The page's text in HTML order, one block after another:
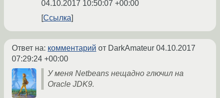
04.10.2017 10:50:07 +00:00
Ссылка
Ответ на: комментарий от DarkAmateur 04.10.2017
07:29:24 +00:00
У меня Netbeans нещадно глючил на
Oracle JDK9.